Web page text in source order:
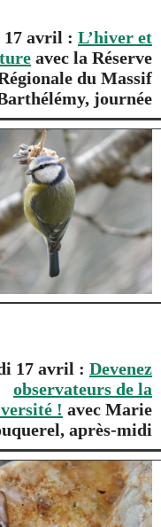
avril : L’hiver et
avec la Réserve
du Massif
journée
17 avril : Devenez
observateurs de la
! avec Marie
après-midi